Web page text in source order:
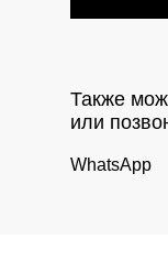
WhatsApp
Также
или